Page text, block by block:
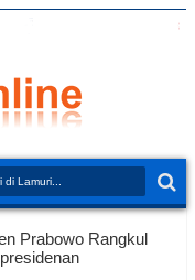
Prabowo Rangkul